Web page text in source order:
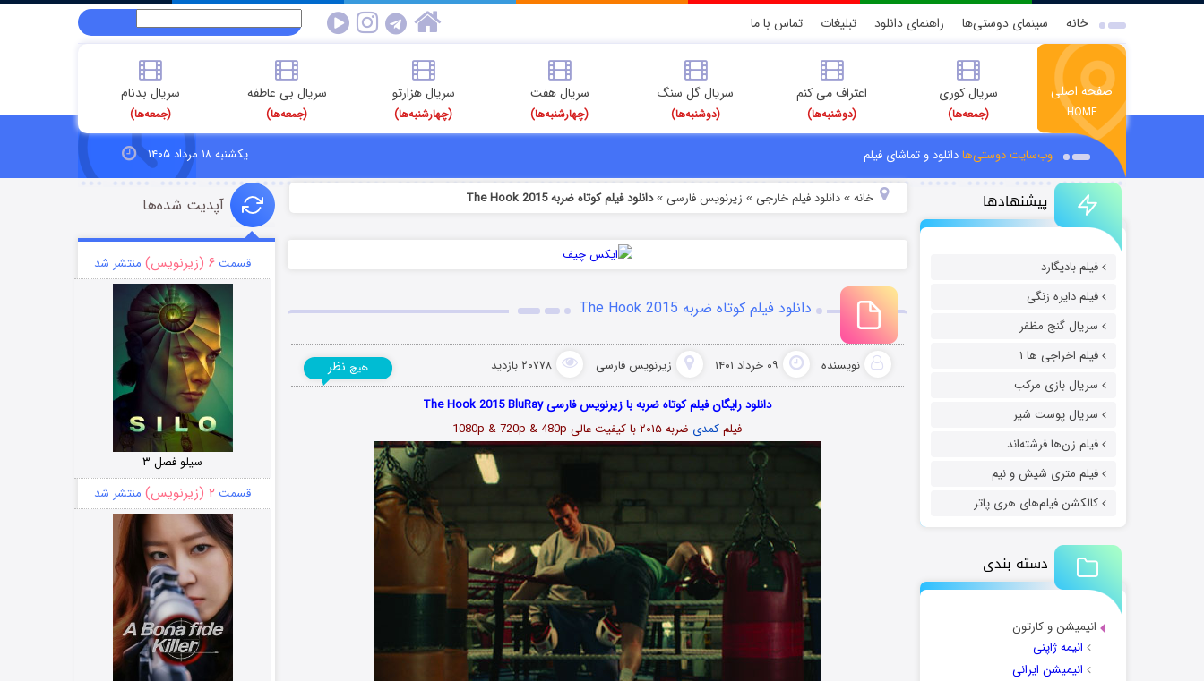
خانه سینمای دوستی‌ها راهنمای دانلود تبلیغات تماس با ما
صفحه اصلی
HOME
سریال کوری
(جمعه‌ها)
اعتراف می کنم
(دوشنبه‌ها)
سریال گل سنگ
(دوشنبه‌ها)
سریال هفت
(چهارشنبه‌ها)
سریال هزارتو
(چهارشنبه‌ها)
سریال بی عاطفه
(جمعه‌ها)
سریال بدنام
(جمعه‌ها)
وب‌سایت دوستی‌هادانلود و تماشای فیلم یکشنبه ۱۸ مرداد ۱۴۰۵
پیشنهادها
فیلم بادیگارد
فیلم دایره زنگی
سریال گنج مظفر
فیلم اخراجی ها ۱
سریال بازی مرکب
سریال پوست شیر
فیلم زن‌ها فرشته‌اند
فیلم متری شیش و نیم
کالکشن فیلم‌های هری پاتر
دسته بندی
انیمیشن و کارتون
انیمه ژاپنی
انیمیشن ایرانی
خانه» دانلود فیلم خارجی » زیرنویس فارسی »دانلود فیلم کوتاه ضربه The Hook 2015
دانلود فیلم کوتاه ضربه The Hook 2015
نویسنده ۰۹ خرداد ۱۴۰۱ زیرنویس فارسی ۲۰۷۷۸ بازدید هیچ نظر
دانلود رایگان فیلم کوتاه ضربه با زیرنویس فارسی The Hook 2015 BluRay
فیلمکمدی ضربه ۲۰۱۵ با کیفیت عالی 1080p & 720p & 480p
آپدیت شده‌ها
قسمت ۶ (زیرنویس) منتشر شد
سیلو فصل ۳
قسمت ۲ (زیرنویس) منتشر شد